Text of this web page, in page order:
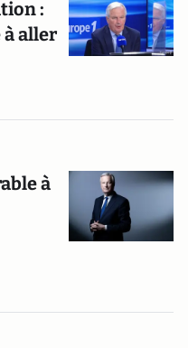
:
à aller
à